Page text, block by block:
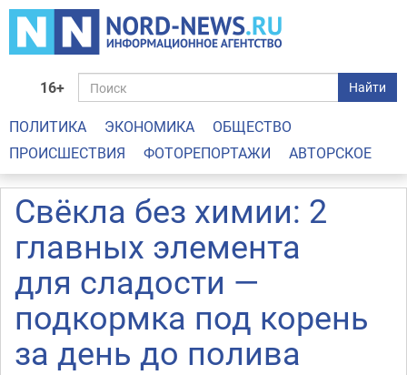
16+ Найти
ПОЛИТИКА ЭКОНОМИКА
ОБЩЕСТВО
ПРОИСШЕСТВИЯ
ФОТОРЕПОРТАЖИ АВТОРСКОЕ
Свёкла без химии: 2
главных элемента
для сладости —
подкормка под корень
за день до полива